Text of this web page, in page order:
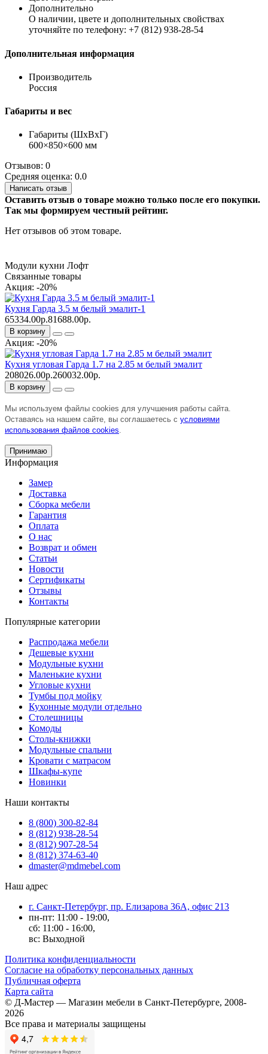
Дополнительно
О наличии, цвете и дополнительных свойствах
уточняйте по телефону: +7 (812) 938-28-54
Дополнительная информация
Производитель
Россия
Габариты и вес
Габариты (ШхВхГ)
600×850×600 мм
Отзывов: 0
Средняя оценка: 0.0
Написать отзыв
Оставить отзыв о товаре можно только после его покупки.
Так мы формируем честный рейтинг.
Нет отзывов об этом товаре.
Модули кухни Лофт
Связанные товары
Акция: -20%
Кухня Гарда 3.5 м белый эмалит-1
65334.00р.81688.00р.
В корзину
Акция: -20%
Кухня угловая Гарда 1.7 на 2.85 м белый эмалит
208026.00р.260032.00р.
В корзину
Мы используем файлы cookies для улучшения работы сайта.
Оставаясь на нашем сайте, вы соглашаетесь с условиями
использования файлов cookies.
Принимаю
Информация
Замер
Доставка
Сборка мебели
Гарантия
Оплата
О нас
Возврат и обмен
Статьи
Новости
Сертификаты
Отзывы
Контакты
Популярные категории
Распродажа мебели
Дешевые кухни
Модульные кухни
Маленькие кухни
Угловые кухни
Тумбы под мойку
Кухонные модули отдельно
Столешницы
Комоды
Столы-книжки
Модульные спальни
Кровати с матрасом
Шкафы-купе
Новинки
Наши контакты
8 (800) 300-82-84
8 (812) 938-28-54
8 (812) 907-28-54
8 (812) 374-63-40
dmaster@mdmebel.com
Наш адрес
г. Санкт-Петербург, пр. Елизарова 36А, офис 213
пн-пт: 11:00 - 19:00,
сб: 11:00 - 16:00,
вс: Выходной
Политика конфиденциальности
Согласие на обработку персональных данных
Публичная оферта
Карта сайта
© Д-Мастер — Магазин мебели в Санкт-Петербурге, 2008-
2026
Все права и материалы защищены